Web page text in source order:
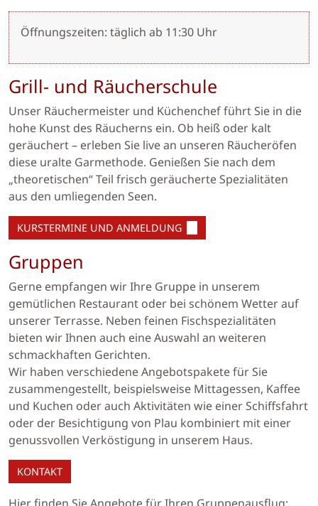
Öffnungszeiten: täglich ab 11:30 Uhr
Grill- und Räucherschule
Unser Räuchermeister und Küchenchef führt Sie in die
hohe Kunst des Räucherns ein. Ob heiß oder kalt
geräuchert – erleben Sie live an unseren Räucheröfen
diese uralte Garmethode. Genießen Sie nach dem
„theoretischen“ Teil frisch geräucherte Spezialitäten
aus den umliegenden Seen.
KURSTERMINE UND ANMELDUNG
Gruppen
Gerne empfangen wir Ihre Gruppe in unserem
gemütlichen Restaurant oder bei schönem Wetter auf
unserer Terrasse. Neben feinen Fischspezialitäten
bieten wir Ihnen auch eine Auswahl an weiteren
schmackhaften Gerichten.
Wir haben verschiedene Angebotspakete für Sie
zusammengestellt, beispielsweise Mittagessen, Kaffee
und Kuchen oder auch Aktivitäten wie einer Schiffsfahrt
oder der Besichtigung von Plau kombiniert mit einer
genussvollen Verköstigung in unserem Haus.
KONTAKT